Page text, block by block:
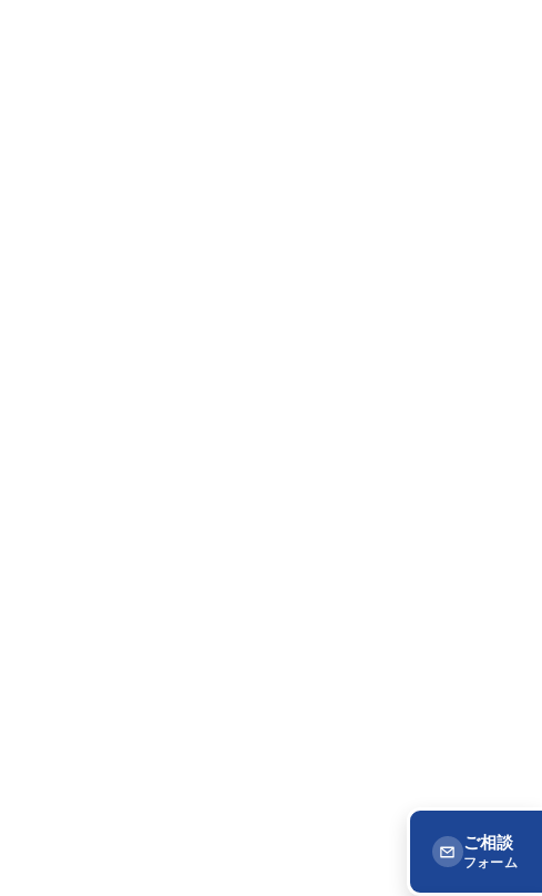
ご相談
フォーム